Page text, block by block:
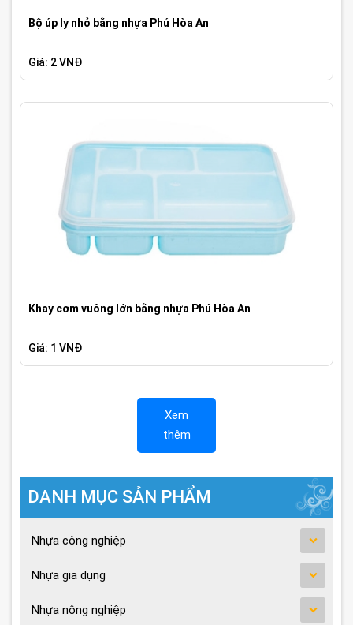
Bộ úp ly nhỏ bằng nhựa Phú Hòa An
Giá: 2 VNĐ
Khay cơm vuông lớn bằng nhựa Phú Hòa An
Giá: 1 VNĐ
Xem
thêm
DANH MỤC SẢN PHẨM
Nhựa công nghiệp
Nhựa gia dụng
Nhựa nông nghiệp